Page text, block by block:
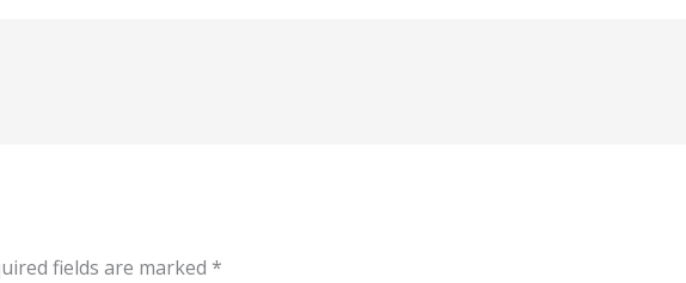
fields are marked *